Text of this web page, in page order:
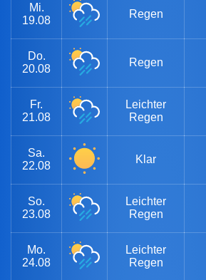
Mi.
19.08
Regen
Do.
20.08
Regen
Fr.
21.08
Leichter
Regen
Sa.
22.08
Klar
So.
23.08
Leichter
Regen
Mo.
24.08
Leichter
Regen